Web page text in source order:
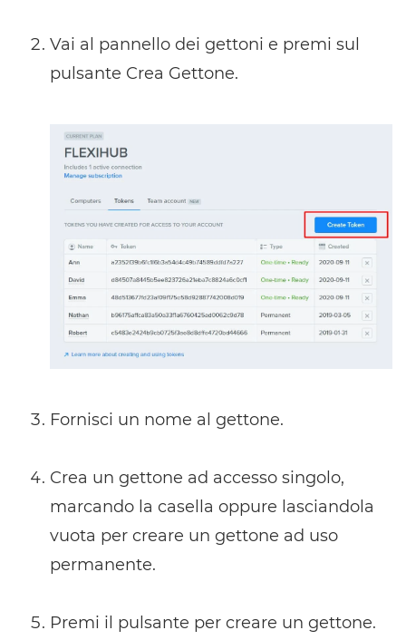
Vai al pannello dei gettoni e premi sul
pulsante Crea Gettone.
Fornisci un nome al gettone.
Crea un gettone ad accesso singolo,
marcando la casella oppure lasciandola
vuota per creare un gettone ad uso
permanente.
Premi il pulsante per creare un gettone.